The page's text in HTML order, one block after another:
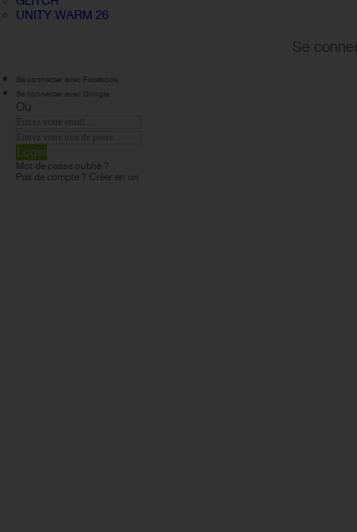
UNITY WARM 26
Se
Se connecter avec Facebook
Se connecter avec Google
Ou
Login
Mot de passe oublié ?
Pas de compte ? Créer en un